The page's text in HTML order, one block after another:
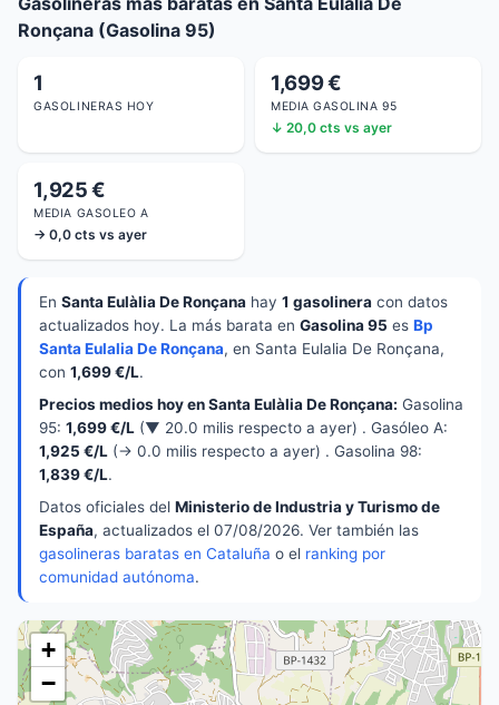
Ronçana (Gasolina 95)
1
GASOLINERAS HOY
1,699 €
MEDIA GASOLINA 95
↓ 20,0 cts vs ayer
1,925 €
MEDIA GASOLEO A
→ 0,0 cts vs ayer
En Santa Eulàlia De Ronçana hay 1 gasolinera con datos
actualizados hoy. La más barata en Gasolina 95 es Bp
Santa Eulalia De Ronçana, en Santa Eulalia De Ronçana,
con 1,699 €/L.
Precios medios hoy en Santa Eulàlia De Ronçana: Gasolina
95: 1,699 €/L (▼ 20.0 milis respecto a ayer) . Gasóleo A:
1,925 €/L (→ 0.0 milis respecto a ayer) . Gasolina 98:
1,839 €/L.
Datos oficiales del Ministerio de Industria y Turismo de
España, actualizados el 07/08/2026. Ver también las
gasolineras baratas en Cataluña o el ranking por
comunidad autónoma.
+
−